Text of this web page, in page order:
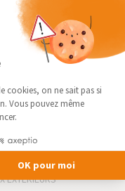
INTÉRIEURE
EXTÉRIEURS
cookies, on ne sait pas si
Vous pouvez même
OK pour moi